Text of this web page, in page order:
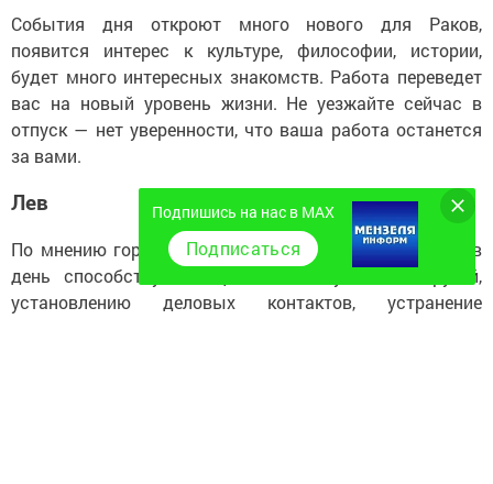
События дня откроют много нового для Раков,
появится интерес к культуре, философии, истории,
будет много интересных знакомств. Работа переведет
вас на новый уровень жизни. Не уезжайте сейчас в
отпуск — нет уверенности, что ваша работа останется
за вами.
Лев
По мнению гороскопа на 2 ноября 2020 года, у Львов
день способствует общению, поиску новых друзей,
установлению деловых контактов, устранение
Подпишись на нас в MAX
Подписаться